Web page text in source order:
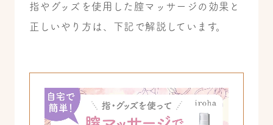
指やグッズを使用した膣マッサージの効果と
正しいやり方は、下記で解説しています。